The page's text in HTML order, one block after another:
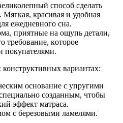
способ сделать
красивая и удобная
ежедневного сна.
приятные на ощупь детали,
требование, которое
покупателями.
вариантах:
основание с упругими
созданным, чтобы
эффект матраса.
с березовыми ламелями.